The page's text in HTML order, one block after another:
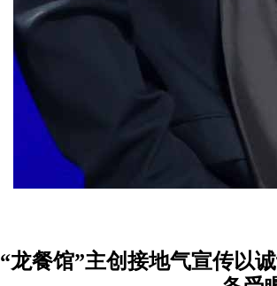
“龙餐馆”主创接地气宣传以